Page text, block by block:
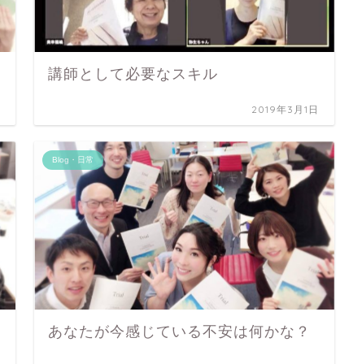
講師として必要なスキル
2019年3月1日
Blog・日常
あなたが今感じている不安は何かな？